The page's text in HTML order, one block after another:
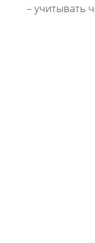
– учитывать